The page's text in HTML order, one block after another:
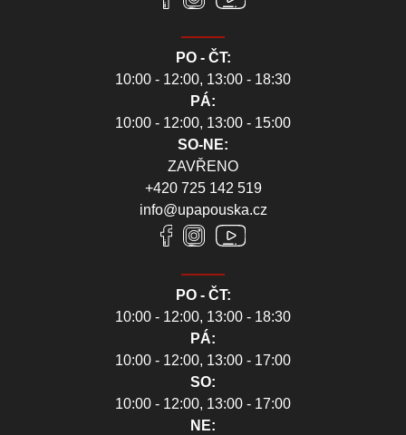
PO - ČT:
10:00 - 12:00, 13:00 - 18:30
PÁ:
10:00 - 12:00, 13:00 - 15:00
SO-NE:
ZAVŘENO
+420 725 142 519
info@upapouska.cz
PO - ČT:
10:00 - 12:00, 13:00 - 18:30
PÁ:
10:00 - 12:00, 13:00 - 17:00
SO:
10:00 - 12:00, 13:00 - 17:00
NE: